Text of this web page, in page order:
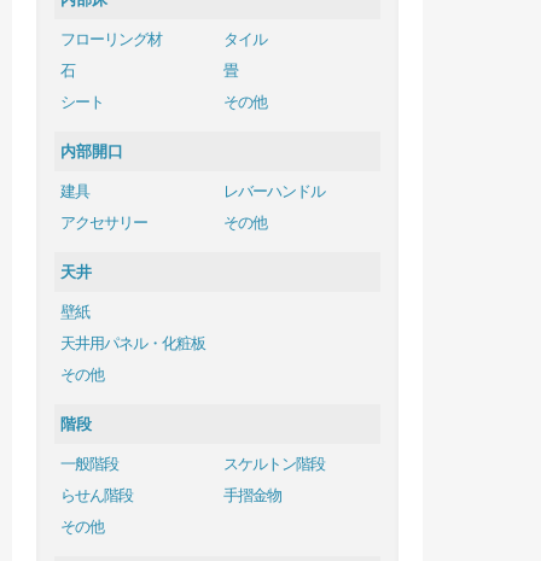
フローリング材
タイル
石
畳
シート
その他
内部開口
建具
レバーハンドル
アクセサリー
その他
天井
壁紙
天井用パネル・化粧板
その他
階段
一般階段
スケルトン階段
らせん階段
手摺金物
その他